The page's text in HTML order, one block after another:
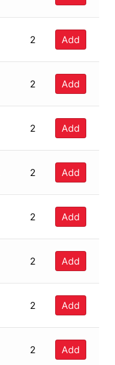
2 Add
2 Add
2 Add
2 Add
2 Add
2 Add
2 Add
2 Add